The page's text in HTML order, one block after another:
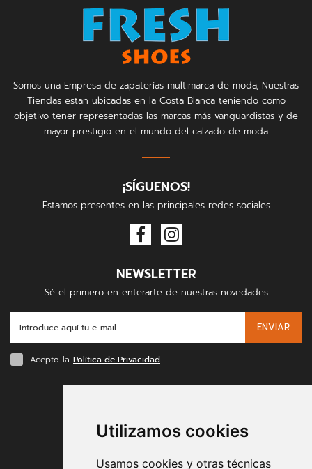
Utilizamos cookies
Usamos cookies y otras técnicas
Somos una Empresa de zapaterías multimarca de moda, Nuestras
Tiendas estan ubicadas en la Costa Blanca teniendo como
objetivo tener representadas las marcas más vanguardistas y de
mayor prestigio en el mundo del calzado de moda
¡SÍGUENOS!
Estamos presentes en las principales redes sociales
NEWSLETTER
Sé el primero en enterarte de nuestras novedades
ENVIAR
Acepto la Política de Privacidad